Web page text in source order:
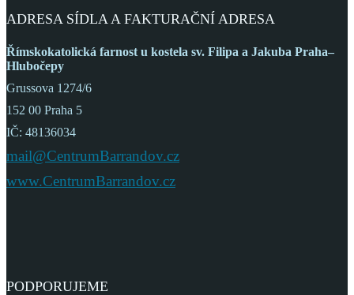
ADRESA SÍDLA A FAKTURAČNÍ ADRESA
Římskokatolická farnost u kostela sv. Filipa a Jakuba Praha–
Hlubočepy
Grussova 1274/6
152 00 Praha 5
IČ: 48136034
mail@CentrumBarrandov.cz
www.CentrumBarrandov.cz
PODPORUJEME